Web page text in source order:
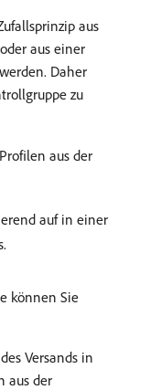
aus
aus einer
Daher
zu
aus der
auf in einer
können Sie
Versands in
aus der